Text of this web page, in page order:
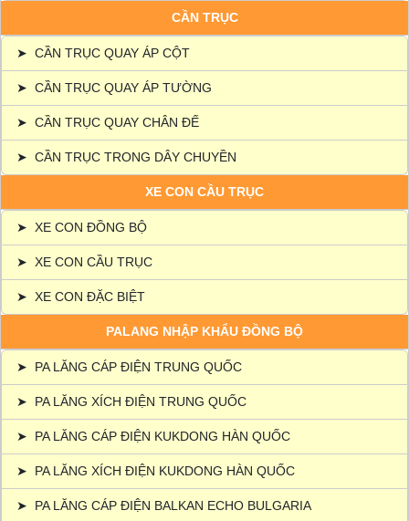
CẦN TRỤC
➤ CẦN TRỤC QUAY ÁP CỘT
➤ CẦN TRỤC QUAY ÁP TƯỜNG
➤ CẦN TRỤC QUAY CHÂN ĐẾ
➤ CẦN TRỤC TRONG DÂY CHUYỀN
XE CON CẦU TRỤC
➤ XE CON ĐỒNG BỘ
➤ XE CON CẦU TRỤC
➤ XE CON ĐẶC BIỆT
PALANG NHẬP KHẨU ĐỒNG BỘ
➤ PA LĂNG CÁP ĐIỆN TRUNG QUỐC
➤ PA LĂNG XÍCH ĐIỆN TRUNG QUỐC
➤ PA LĂNG CÁP ĐIỆN KUKDONG HÀN QUỐC
➤ PA LĂNG XÍCH ĐIỆN KUKDONG HÀN QUỐC
➤ PA LĂNG CÁP ĐIỆN BALKAN ECHO BULGARIA